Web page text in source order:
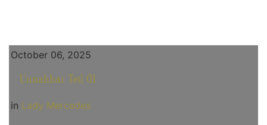
October 06, 2025
Unnahbar Teil 01
in Lady Mercedes